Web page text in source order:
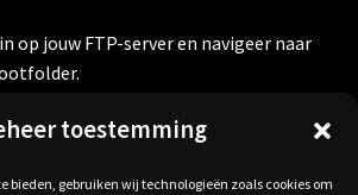
toestemming
bieden, gebruiken wij technologieën zoals cookies om
op jouw FTP-server en navigeer naar
het bestand wp-login.php en
hier ook gelijk voor de zekerheid een
van. Mocht er iets mis gaan, dan